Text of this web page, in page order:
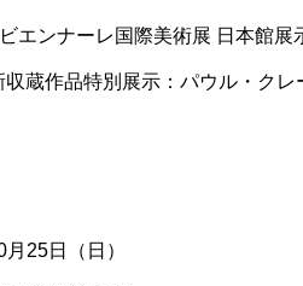
エンナーレ国際美術展 日本館
蔵作品特別展示：パウル・クレ
25日（日）